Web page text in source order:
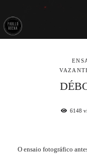
6148
O ensaio fotográfico